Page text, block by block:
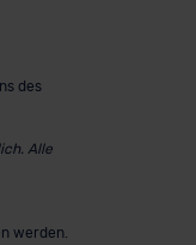
des
Alle
werden.